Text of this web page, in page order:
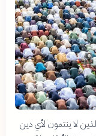
لا ينتمون لأي دين